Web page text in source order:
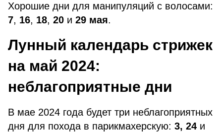
Хорошие дни для манипуляций с волосами:
7, 16, 18, 20 и 29 мая.
Лунный календарь стрижек
на май 2024:
неблагоприятные дни
В мае 2024 года будет три неблагоприятных
дня для похода в парикмахерскую: 3, 24 и